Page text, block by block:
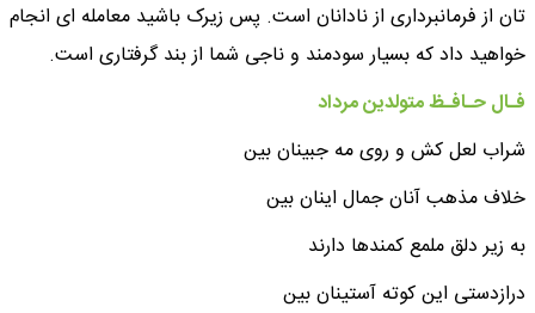
تان از فرمانبرداری از نادانان است. پس زیرک باشید معامله ای انجام
خواهید داد که بسیار سودمند و ناجی شما از بند گرفتاری است.
فـال حـافـظ متولدین مرداد
شراب لعل کش و روی مه جبینان بین
خلاف مذهب آنان جمال اینان بین
به زیر دلق ملمع کمندها دارند
درازدستی این کوته آستینان بین